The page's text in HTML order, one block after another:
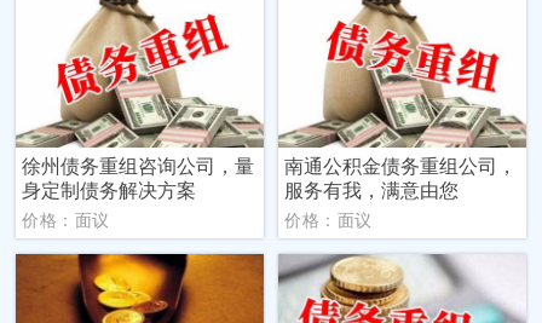
徐州债务重组咨询公司，量
身定制债务解决方案
价格：面议
南通公积金债务重组公司，
服务有我，满意由您
价格：面议